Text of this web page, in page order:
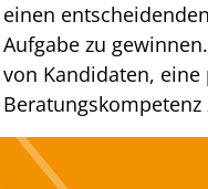
einen
Aufgabe zu
von Kandidaten,